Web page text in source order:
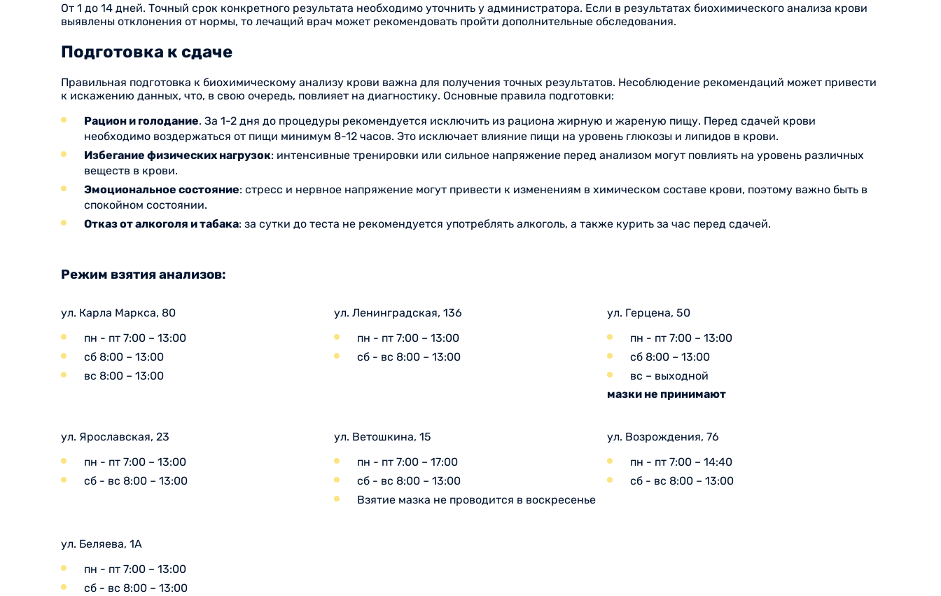
От 1 до 14 дней. Точный срок конкретного результата необходимо уточнить у администратора. Если в результатах биохимического анализа крови
выявлены отклонения от нормы, то лечащий врач может рекомендовать пройти дополнительные обследования.
Подготовка к сдаче
Правильная подготовка к биохимическому анализу крови важна для получения точных результатов. Несоблюдение рекомендаций может привести
к искажению данных, что, в свою очередь, повлияет на диагностику. Основные правила подготовки:
Рацион и голодание. За 1-2 дня до процедуры рекомендуется исключить из рациона жирную и жареную пищу. Перед сдачей крови
необходимо воздержаться от пищи минимум 8-12 часов. Это исключает влияние пищи на уровень глюкозы и липидов в крови.
Избегание физических нагрузок: интенсивные тренировки или сильное напряжение перед анализом могут повлиять на уровень различных
веществ в крови.
Эмоциональное состояние: стресс и нервное напряжение могут привести к изменениям в химическом составе крови, поэтому важно быть в
спокойном состоянии.
Отказ от алкоголя и табака: за сутки до теста не рекомендуется употреблять алкоголь, а также курить за час перед сдачей.
Режим взятия анализов:
ул. Карла Маркса, 80
пн - пт 7:00 – 13:00
сб 8:00 – 13:00
вс 8:00 – 13:00
ул. Ленинградская, 136
пн - пт 7:00 – 13:00
сб - вс 8:00 – 13:00
ул. Герцена, 50
пн - пт 7:00 – 13:00
сб 8:00 – 13:00
вс – выходной
мазки не принимают
ул. Ярославская, 23
пн - пт 7:00 – 13:00
сб - вс 8:00 – 13:00
ул. Ветошкина, 15
пн - пт 7:00 – 17:00
сб - вс 8:00 – 13:00
Взятие мазка не проводится в воскресенье
ул. Возрождения, 76
пн - пт 7:00 – 14:40
сб - вс 8:00 – 13:00
ул. Беляева, 1А
пн - пт 7:00 – 13:00
сб - вс 8:00 – 13:00